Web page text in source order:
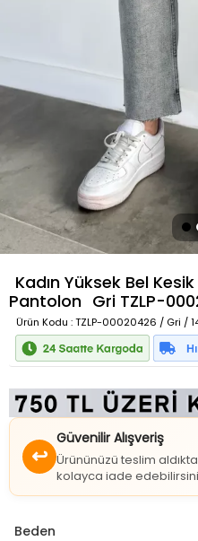
Kadın Yüksek Bel
Pantolon Gri TZLP-
Ürün Kodu : TZLP-00020426 / Gri /
↩
Güvenilir Alışveriş
Ürününüzü teslim
kolayca iade
Beden